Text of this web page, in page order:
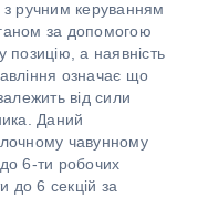
з ручним керуванням
за допомогою
а наявність
означає що
від сили
Даний
чавунному
до 6-ти робочих
до 6 секцій за